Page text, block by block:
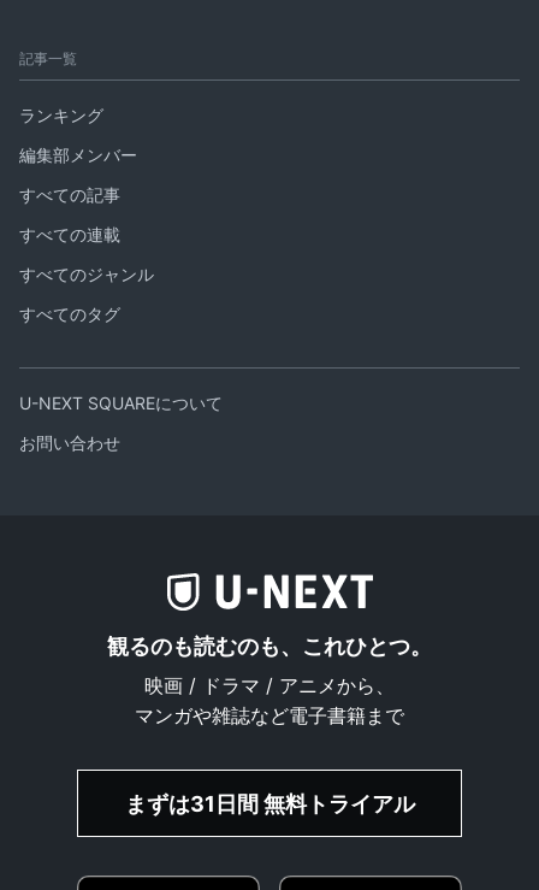
記事一覧
ランキング
編集部メンバー
すべての記事
すべての連載
すべてのジャンル
すべてのタグ
U-NEXT SQUAREについて
お問い合わせ
観るのも読むのも、これひとつ。
映画 / ドラマ / アニメから、
マンガや雑誌など電子書籍まで
まずは31日間 無料トライアル